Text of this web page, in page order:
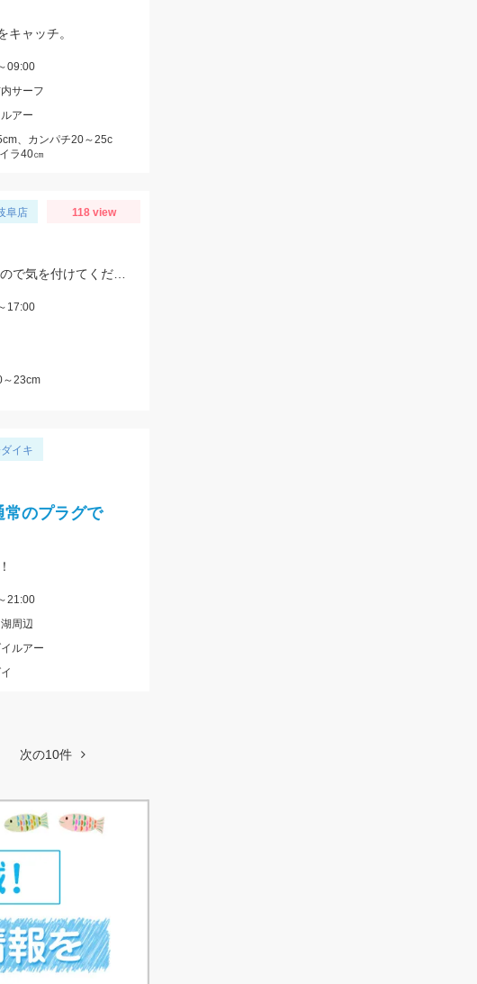
ャッチ。
09:00
サーフ
アー
、カンパチ20～25c
ラ40㎝
阜店 118 view
17:00
～23cm
イキ
常のプラグで
21:00
周辺
ルアー
イ
次の10件